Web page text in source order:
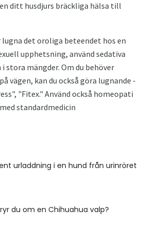
ditt husdjurs bräckliga hälsa till
lugna det oroliga beteendet hos en
upphetsning, använd sedativa
stora mängder. Om du behöver
vägen, kan du också göra lugnande -
"Fitex." Använd också homeopati
standardmedicin
urladdning i en hund från urinröret
du om en Chihuahua valp?